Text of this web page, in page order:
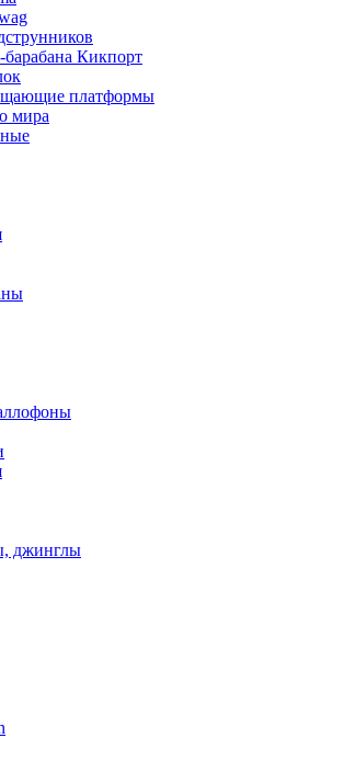
барабана Кикпорт
платформы
мира
джинглы